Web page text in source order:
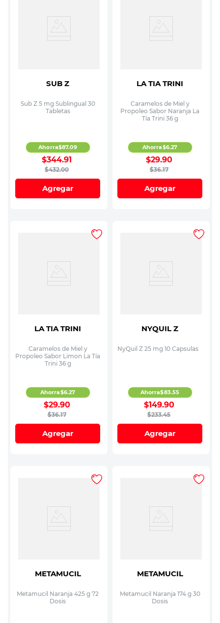
SUB Z
Sub Z 5 mg Sublingual 30
Tabletas
$432.00
$344.91
Ahorra$87.09
Agregar
LA TIA TRINI
Caramelos de Miel y
Propoleo Sabor Naranja La
Tía Trini 36 g
$36.17
$29.90
Ahorra$6.27
Agregar
LA TIA TRINI
Caramelos de Miel y
Propoleo Sabor Limon La Tía
Trini 36 g
$36.17
$29.90
Ahorra$6.27
Agregar
NYQUIL Z
NyQuil Z 25 mg 10 Capsulas
$233.45
$149.90
Ahorra$83.55
Agregar
METAMUCIL
Metamucil Naranja 425 g 72
Dosis
METAMUCIL
Metamucil Naranja 174 g 30
Dosis